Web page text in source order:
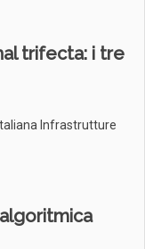
trifecta: i tre
Infrastrutture